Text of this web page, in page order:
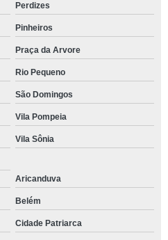
Perdizes
Pinheiros
Praça da Arvore
Rio Pequeno
São Domingos
Vila Pompeia
Vila Sônia
Aricanduva
Belém
Cidade Patriarca